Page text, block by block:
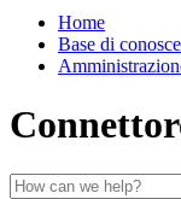
Home
Base di